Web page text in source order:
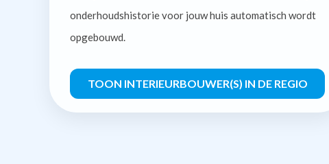
onderhoudshistorie voor jouw huis automatisch wordt
opgebouwd.
TOON INTERIEURBOUWER(S) IN DE REGIO